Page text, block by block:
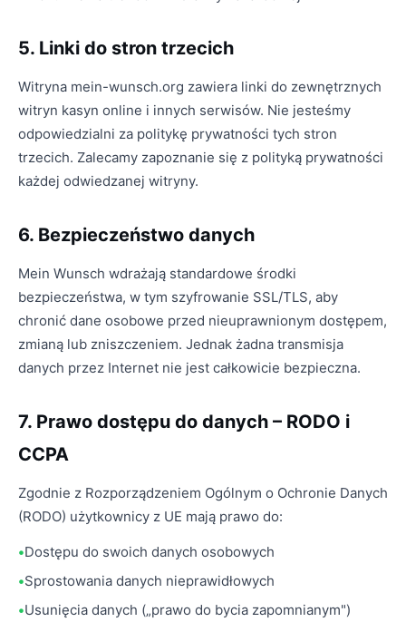
5. Linki do stron trzecich
Witryna mein-wunsch.org zawiera linki do zewnętrznych
witryn kasyn online i innych serwisów. Nie jesteśmy
odpowiedzialni za politykę prywatności tych stron
trzecich. Zalecamy zapoznanie się z polityką prywatności
każdej odwiedzanej witryny.
6. Bezpieczeństwo danych
Mein Wunsch wdrażają standardowe środki
bezpieczeństwa, w tym szyfrowanie SSL/TLS, aby
chronić dane osobowe przed nieuprawnionym dostępem,
zmianą lub zniszczeniem. Jednak żadna transmisja
danych przez Internet nie jest całkowicie bezpieczna.
7. Prawo dostępu do danych – RODO i
CCPA
Zgodnie z Rozporządzeniem Ogólnym o Ochronie Danych
(RODO) użytkownicy z UE mają prawo do:
Dostępu do swoich danych osobowych
Sprostowania danych nieprawidłowych
Usunięcia danych („prawo do bycia zapomnianym")